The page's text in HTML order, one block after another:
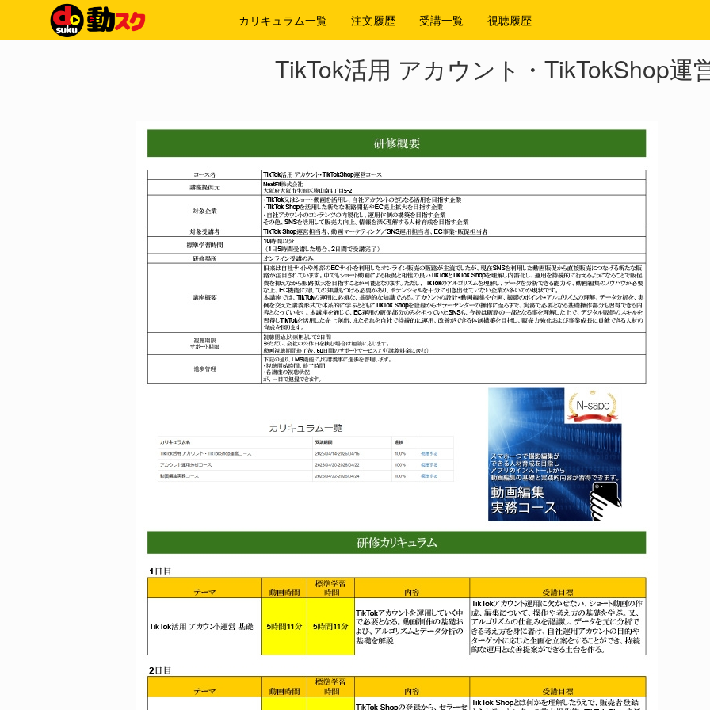
カリキュラム一覧 注文履歴 受講一覧 視聴履歴
TikTok活用 アカウント・TikTokShop運